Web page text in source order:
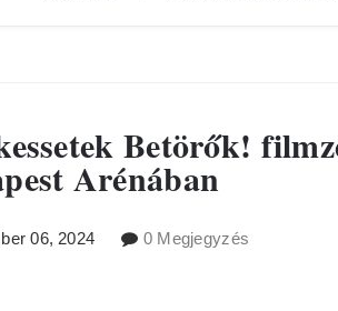
Betörők!
Arénában
06, 2024 0 Megjegyzés